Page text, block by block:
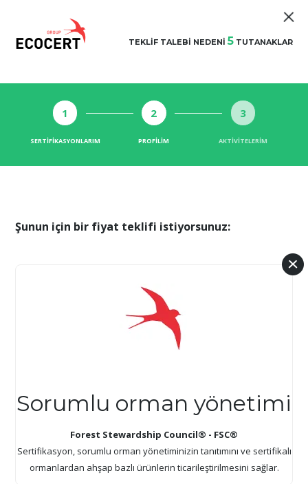
TEKLIF TALEBI NEDENI5TUTANAKLAR
1
SERTIFIKASYONLARIM
2
PROFILIM
3
AKTIVITELERIM
Şunun için bir fiyat teklifi istiyorsunuz:
Sorumlu orman yönetimi
Forest Stewardship Council® - FSC®
Sertifikasyon, sorumlu orman yönetiminizin tanıtımını ve sertifikalı
ormanlardan ahşap bazlı ürünlerin ticarileştirilmesini sağlar.